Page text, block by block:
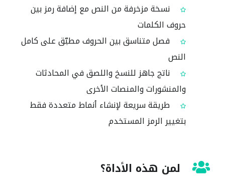
نسخة مزخرفة من النص مع إضافة رمز بين
حروف الكلمات
فصل متناسق بين الحروف مطبّق على كامل
النص
ناتج جاهز للنسخ واللصق في المحادثات
والمنشورات والمنصات الأخرى
طريقة سريعة لإنشاء أنماط متعددة فقط
بتغيير الرمز المستخدم
لمن هذه الأداة؟